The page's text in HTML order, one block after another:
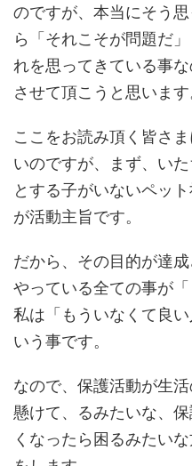
のですが、本当にそう
ら「それこそが問題だ
れを思ってきている事
させて頂こうと思います
ここをお読み頂く皆さ
いのですが、まず、い
とする子がいないペッ
が活動主旨です。
だから、その目的が達
やっている全ての事が
私は「もういなくて良
いう事です。
なので、保護活動が生
懸けて、るみたいな、
くなったら困るみたい